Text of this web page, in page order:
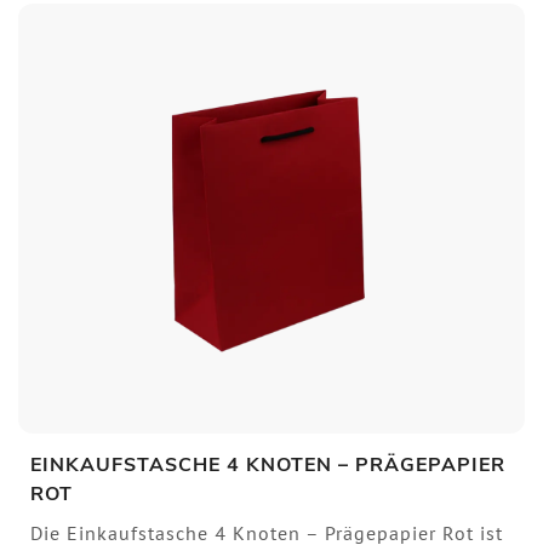
EINKAUFSTASCHE 4 KNOTEN – PRÄGEPAPIER
ROT
Die Einkaufstasche 4 Knoten – Prägepapier Rot ist